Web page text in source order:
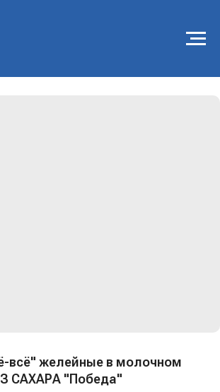
всё" желейные в молочном
САХАРА "Победа"